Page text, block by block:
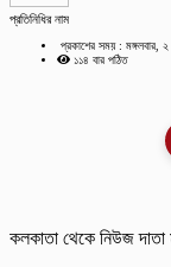
প্রতিনিধির নাম
প্রকাশের সময় : মঙ্গলবার,
১১৪ বার পঠিত
কলকাতা থেকে নিউজ দাতা